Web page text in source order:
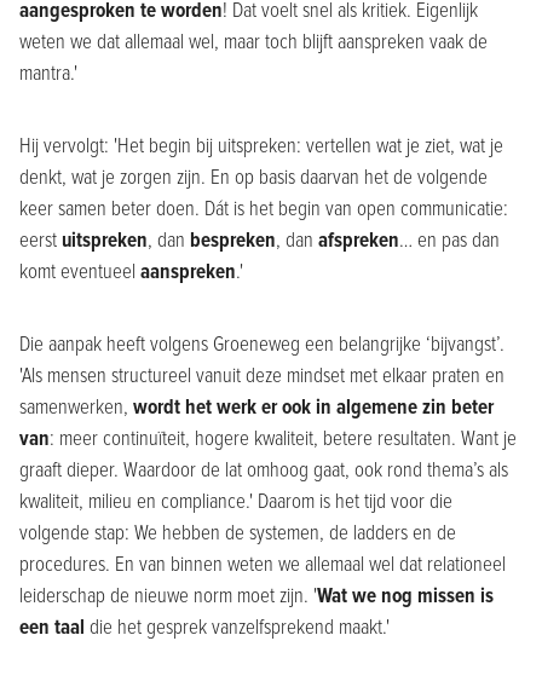
aangesproken te worden! Dat voelt snel als kritiek. Eigenlijk
weten we dat allemaal wel, maar toch blijft aanspreken vaak de
mantra.'
Hij vervolgt: 'Het begin bij uitspreken: vertellen wat je ziet, wat je
denkt, wat je zorgen zijn. En op basis daarvan het de volgende
keer samen beter doen. Dát is het begin van open communicatie:
eerst uitspreken, dan bespreken, dan afspreken… en pas dan
komt eventueel aanspreken.'
Die aanpak heeft volgens Groeneweg een belangrijke ‘bijvangst’.
'Als mensen structureel vanuit deze mindset met elkaar praten en
samenwerken, wordt het werk er ook in algemene zin beter
van: meer continuïteit, hogere kwaliteit, betere resultaten. Want je
graaft dieper. Waardoor de lat omhoog gaat, ook rond thema’s als
kwaliteit, milieu en compliance.' Daarom is het tijd voor die
volgende stap: We hebben de systemen, de ladders en de
procedures. En van binnen weten we allemaal wel dat relationeel
leiderschap de nieuwe norm moet zijn. 'Wat we nog missen is
een taal die het gesprek vanzelfsprekend maakt.'